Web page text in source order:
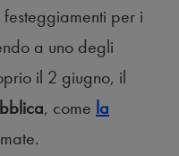
per i
a uno degli
il 2 giugno, il
, come la